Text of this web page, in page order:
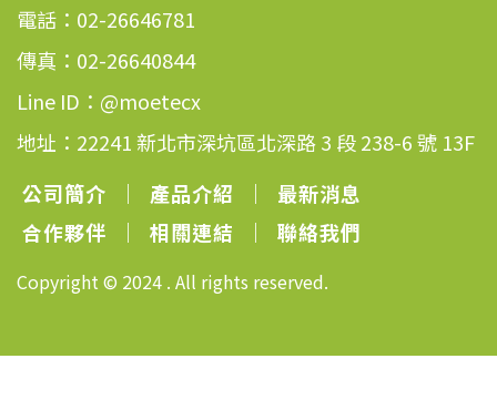
電話：02-26646781
傳真：02-26640844
Line ID：@moetecx
地址：22241 新北市深坑區北深路 3 段 238-6 號 13F
公司簡介
｜ 產品介紹 ｜
最新消息
合作夥伴
｜ 相關連結 ｜ 聯絡我們
Copyright © 2024 . All rights reserved.